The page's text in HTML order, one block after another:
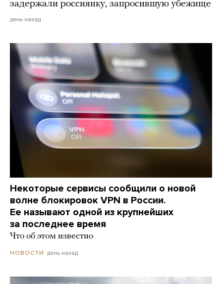
задержали россиянку, запросившую убежище
день назад
Некоторые сервисы сообщили о новой
волне блокировок VPN в России.
Ее называют одной из крупнейших
за последнее время
Что об этом известно
НОВОСТИ день назад